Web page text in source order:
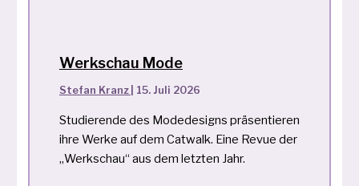
Werkschau Mode
Stefan Kranz 15. Juli 2026
Studierende des Modedesigns präsentieren
ihre Werke auf dem Catwalk. Eine Revue der
„Werkschau“ aus dem letzten Jahr.